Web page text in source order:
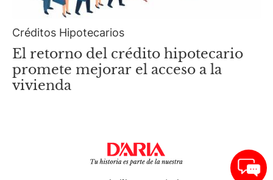
Créditos Hipotecarios
El retorno del crédito hipotecario
promete mejorar el acceso a la
vivienda